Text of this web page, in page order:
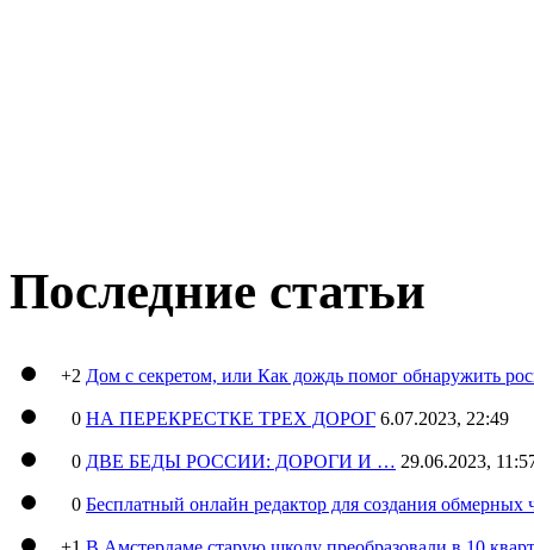
Последние статьи
+2 Дом с секретом, или Как дождь помог обнаружить
0 НА ПЕРЕКРЕСТКЕ ТРЕХ ДОРОГ 6.07.2023, 22:49
0 ДВЕ БЕДЫ РОССИИ: ДОРОГИ И … 29.06.2023,
0 Бесплатный онлайн редактор для создания обмерных